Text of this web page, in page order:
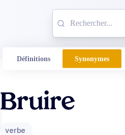
Définitions Synonymes
Bruire
verbe